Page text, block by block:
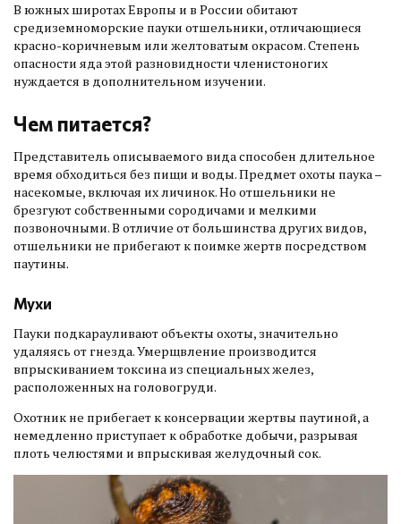
В южных широтах Европы и в России обитают
средиземноморские пауки отшельники, отличающиеся
красно-коричневым или желтоватым окрасом. Степень
опасности яда этой разновидности членистоногих
нуждается в дополнительном изучении.
Чем питается?
Представитель описываемого вида способен длительное
время обходиться без пищи и воды. Предмет охоты паука –
насекомые, включая их личинок. Но отшельники не
брезгуют собственными сородичами и мелкими
позвоночными. В отличие от большинства других видов,
отшельники не прибегают к поимке жертв посредством
паутины.
Мухи
Пауки подкарауливают объекты охоты, значительно
удаляясь от гнезда. Умерщвление производится
впрыскиванием токсина из специальных желез,
расположенных на головогруди.
Охотник не прибегает к консервации жертвы паутиной, а
немедленно приступает к обработке добычи, разрывая
плоть челюстями и впрыскивая желудочный сок.